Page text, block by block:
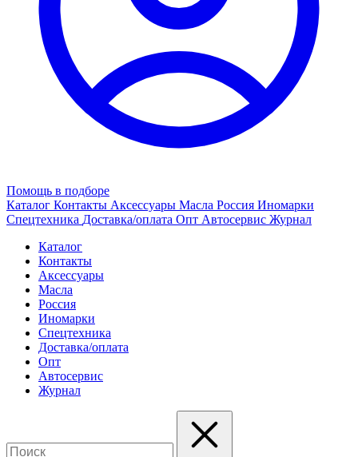
Помощь в подборе
Каталог Контакты Аксессуары Масла Россия Иномарки
Спецтехника Доставка/оплата Опт Автосервис Журнал
Каталог
Контакты
Аксессуары
Масла
Россия
Иномарки
Спецтехника
Доставка/оплата
Опт
Автосервис
Журнал